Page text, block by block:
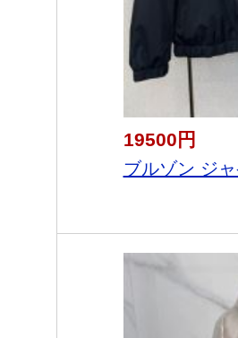
19500円
ブルゾン ジ